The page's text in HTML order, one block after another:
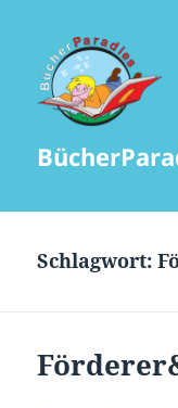
Schlagwort: